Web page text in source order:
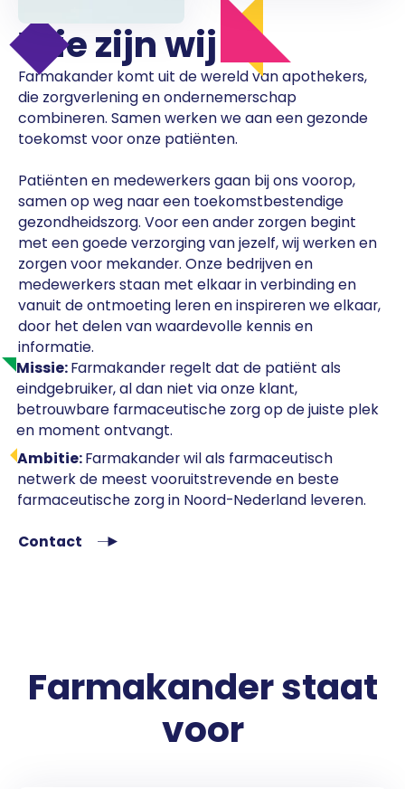
Wie zijn wij
Farmakander komt uit de wereld van apothekers,
die zorgverlening en ondernemerschap
combineren. Samen werken we aan een gezonde
toekomst voor onze patiënten.
Patiënten en medewerkers gaan bij ons voorop,
samen op weg naar een toekomstbestendige
gezondheidszorg. Voor een ander zorgen begint
met een goede verzorging van jezelf, wij werken en
zorgen voor mekander. Onze bedrijven en
medewerkers staan met elkaar in verbinding en
vanuit de ontmoeting leren en inspireren we elkaar,
door het delen van waardevolle kennis en
informatie.
Missie:Farmakander regelt dat de patiënt als
eindgebruiker, al dan niet via onze klant,
betrouwbare farmaceutische zorg op de juiste plek
en moment ontvangt.
Ambitie:Farmakander wil als farmaceutisch
netwerk de meest vooruitstrevende en beste
farmaceutische zorg in Noord-Nederland leveren.
Contact
Farmakander staat
voor